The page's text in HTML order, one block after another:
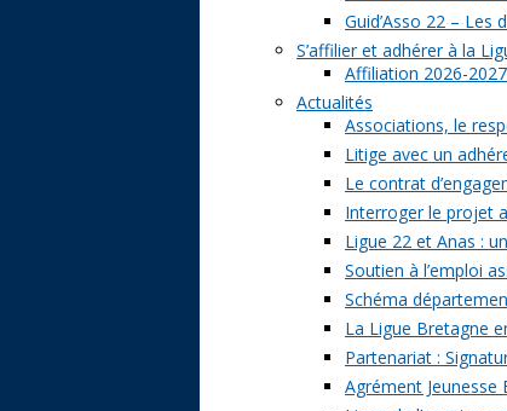
Guid’Asso 22 – Les
S’affilier et adhérer à la
Affiliation 2026-
Actualités
Associations, le
Litige avec un
Le contrat
Interroger le projet
Ligue 22 et Anas :
Soutien à l’emploi
Schéma
La Ligue Bretagne
Partenariat :
Agrément Jeunesse